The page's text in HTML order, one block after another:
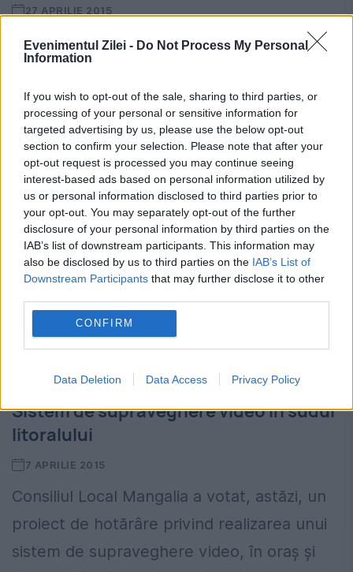
Evenimentul Zilei - Do Not Process My Personal
Information
If you wish to opt-out of the sale, sharing to third parties, or
processing of your personal or sensitive information for
targeted advertising by us, please use the below opt-out
section to confirm your selection. Please note that after your
opt-out request is processed you may continue seeing
interest-based ads based on personal information utilized by
us or personal information disclosed to third parties prior to
your opt-out. You may separately opt-out of the further
disclosure of your personal information by third parties on the
IAB’s list of downstream participants. This information may
also be disclosed by us to third parties on the IAB’s List of
Downstream Participants that may further disclose it to other
CONFIRM
Data Deletion Data Access Privacy Policy
27 APRILIE 2015
Patronatele şi agenţiile de turism au lansat
primăvară 2015, care se va desfășura în
perioada 4 mai-19 iunie. Prețurile vor fi
aceleași ca în...
Sistem de supraveghere video în sudul
litoralului
7 APRILIE 2015
Consiliul Local Mangalia a votat, astăzi, un
proiect de hotărâre privind realizarea unui
sistem de supraveghere video, în oraş şi